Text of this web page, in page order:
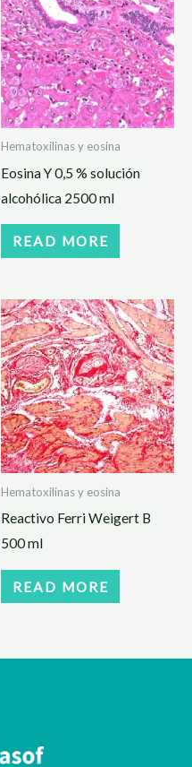
Hematoxilinas y eosina
Eosina Y 0,5 % solución
alcohólica 2500 ml
READ MORE
Hematoxilinas y eosina
Reactivo Ferri Weigert B
500 ml
READ MORE